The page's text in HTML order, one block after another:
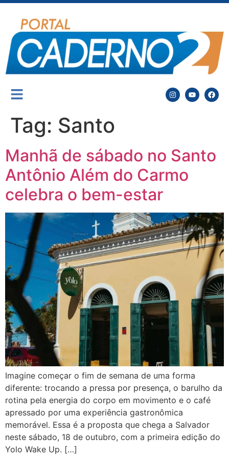
Tag: Santo
Manhã de sábado no Santo
Antônio Além do Carmo
celebra o bem-estar
Imagine começar o fim de semana de uma forma
diferente: trocando a pressa por presença, o barulho da
rotina pela energia do corpo em movimento e o café
apressado por uma experiência gastronômica
memorável. Essa é a proposta que chega a Salvador
neste sábado, 18 de outubro, com a primeira edição do
Yolo Wake Up. […]